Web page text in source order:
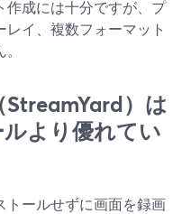
作成には十分ですが、プ
イ、複数フォーマット
）は
より優れてい
トールせずに画面を録画